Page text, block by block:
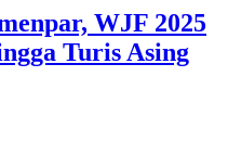
WJF 2025
Turis Asing